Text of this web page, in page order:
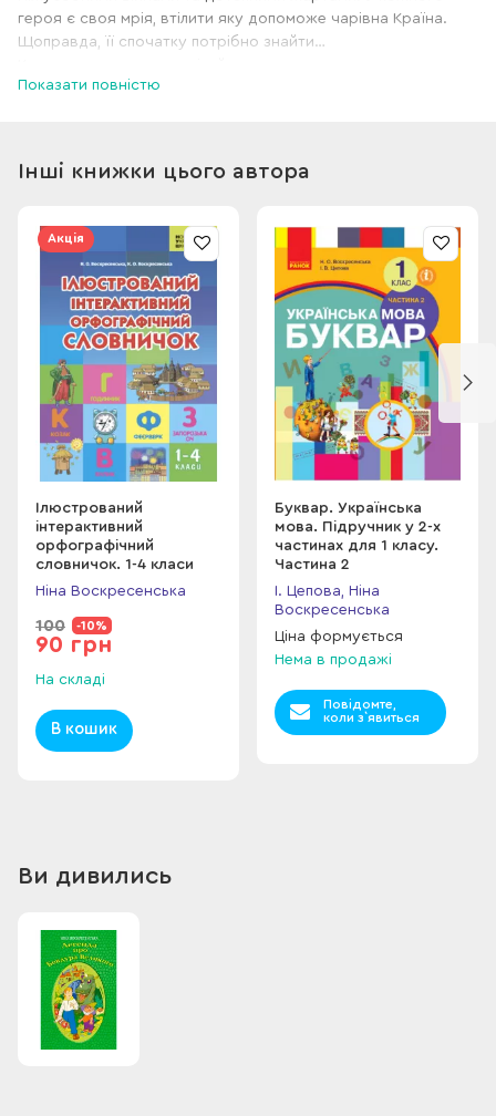
героя є своя мрія, втілити яку допоможе чарівна Країна.
Щоправда, її спочатку потрібно знайти…
шкільного віку.
Показати повністю
Інші книжки цього автора
Акція
Ілюстрований
інтерактивний
орфографічний
словничок. 1-4 класи
Ніна Воскресенська
100 -10%
90 грн
На складі
В кошик
Буквар. Українська
мова. Підручник у 2-х
частинах для 1 класу.
Частина 2
І. Цепова, Ніна
Воскресенська
Ціна формується
Нема в продажі
Повідомте,
коли з`явиться
Ви дивились